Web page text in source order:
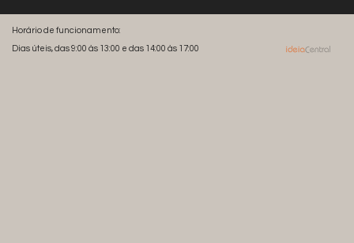
Horário de funcionamento:
Dias úteis, das 9:00 às 13:00 e das 14:00 às 17:00